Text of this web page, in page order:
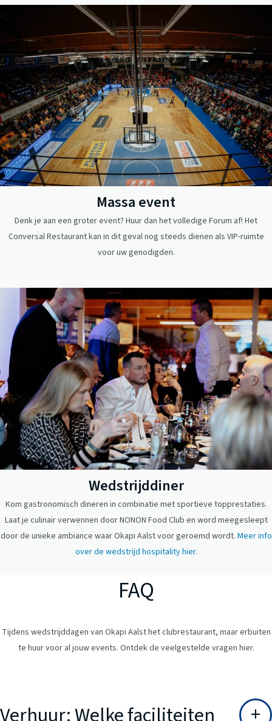
Massa event
Denk je aan een groter event? Huur dan het volledige Forum af! Het
Conversal Restaurant kan in dit geval nog steeds dienen als VIP-ruimte
voor uw genodigden.
Wedstrijddiner
Kom gastronomisch dineren in combinatie met sportieve topprestaties.
Laat je culinair verwennen door NONON Food Club en word meegesleept
door de unieke ambiance waar Okapi Aalst voor geroemd wordt. Meer info
over de wedstrijd hospitality hier.
FAQ
Tijdens wedstrijddagen van Okapi Aalst het clubrestaurant, maar erbuiten
te huur voor al jouw events. Ontdek de veelgestelde vragen hier.